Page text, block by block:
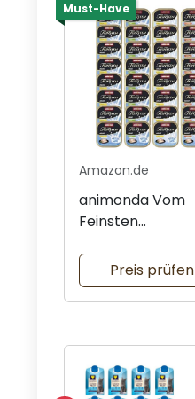
Must-Have
Amazon.de
animonda Vom
Feinsten
Preis prüfen